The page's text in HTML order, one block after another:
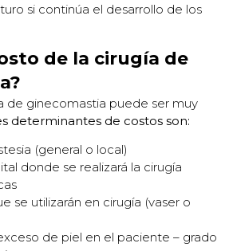
si continúa el desarrollo de los
de la cirugía de
de ginecomastia puede ser muy
determinantes de costos son:
(general o local)
donde se realizará la cirugía
se utilizarán en cirugía (vaser o
de piel en el paciente – grado